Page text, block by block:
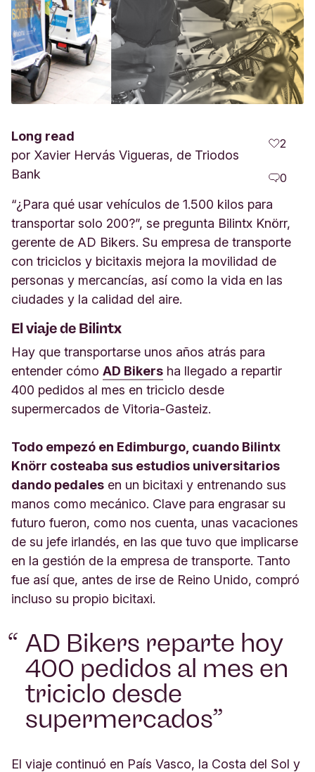
Long read
por Xavier Hervás Vigueras, de Triodos
Bank
2
0
“¿Para qué usar vehículos de 1.500 kilos para
transportar solo 200?”, se pregunta Bilintx Knörr,
gerente de AD Bikers. Su empresa de transporte
con triciclos y bicitaxis mejora la movilidad de
personas y mercancías, así como la vida en las
ciudades y la calidad del aire.
El viaje de Bilintx
Hay que transportarse unos años atrás para
entender cómo AD Bikers ha llegado a repartir
400 pedidos al mes en triciclo desde
supermercados de Vitoria-Gasteiz.
Todo empezó en Edimburgo, cuando Bilintx
Knörr costeaba sus estudios universitarios
dando pedales en un bicitaxi y entrenando sus
manos como mecánico. Clave para engrasar su
futuro fueron, como nos cuenta, unas vacaciones
de su jefe irlandés, en las que tuvo que implicarse
en la gestión de la empresa de transporte. Tanto
fue así que, antes de irse de Reino Unido, compró
incluso su propio bicitaxi.
AD Bikers reparte hoy
400 pedidos al mes en
triciclo desde
supermercados
El viaje continuó en País Vasco, la Costa del Sol y